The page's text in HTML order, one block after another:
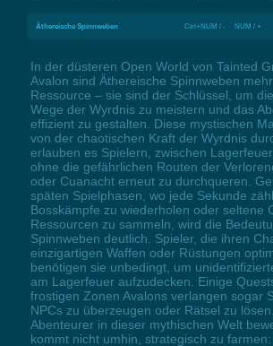
Äthereische Spinnweben Ctrl+NUM / - NUM / +
In der düsteren Open World von Tainted
Avalon sind Äthereische Spinnweben
Ressource – sie sind der Schlüssel, um
Wege der Wyrdnis zu meistern und das
effizient zu gestalten. Diese mystischen
von der chaotischen Kraft der Wyrdnis
erlauben es Spielern, zwischen
ohne die gefährlichen Routen der
oder Cuanacht erneut zu durchqueren.
späten Spielphasen, wo jede Sekunde
Bosskämpfe zu wiederholen oder seltene
Ressourcen zu sammeln, wird die
Spinnweben deutlich. Spieler, die ihren
einzigartigen Waffen oder Rüstungen
benötigen sie unbedingt, um
am Lagerfeuer aufzudecken. Einige
frostigen Zonen Avalons verlangen sogar
NPCs zu überzeugen oder Rätsel zu
Abenteurer in dieser mythischen Welt
kommt nicht umhin, strategisch zu